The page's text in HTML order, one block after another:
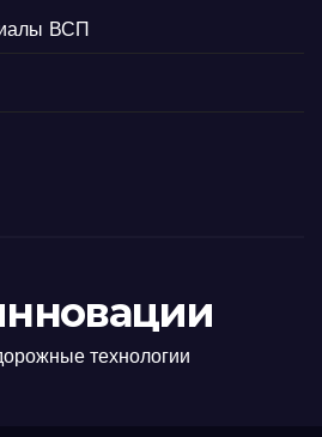
ВСП
технологии